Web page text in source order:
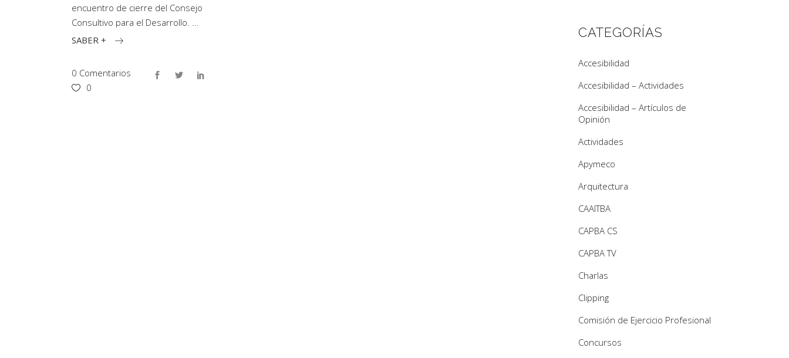
encuentro de cierre del Consejo
Consultivo para el Desarrollo.
SABER +
0 Comentarios
0
CATEGORÍAS
Accesibilidad
Accesibilidad – Actividades
Accesibilidad – Artículos de
Opinión
Actividades
Apymeco
Arquitectura
CAAITBA
CAPBA CS
CAPBA TV
Charlas
Clipping
Comisión de Ejercicio Profesional
Concursos